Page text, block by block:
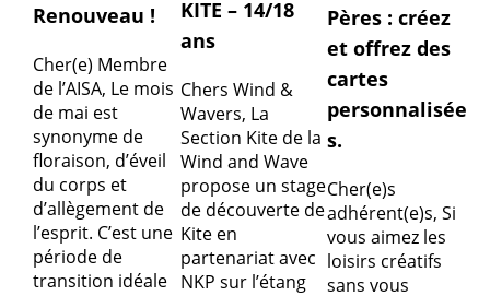
Renouveau !
Cher(e) Membre
de l’AISA, Le mois
de mai est
synonyme de
floraison, d’éveil
du corps et
d’allègement de
l’esprit. C’est une
période de
transition idéale
KITE – 14/18
ans
Chers Wind &
Wavers, La
Section Kite de la
Wind and Wave
propose un stage
de découverte de
Kite en
partenariat avec
NKP sur l’étang
Pères : créez
et offrez des
cartes
personnalisée
s.
Cher(e)s
adhérent(e)s, Si
vous aimez les
loisirs créatifs
sans vous